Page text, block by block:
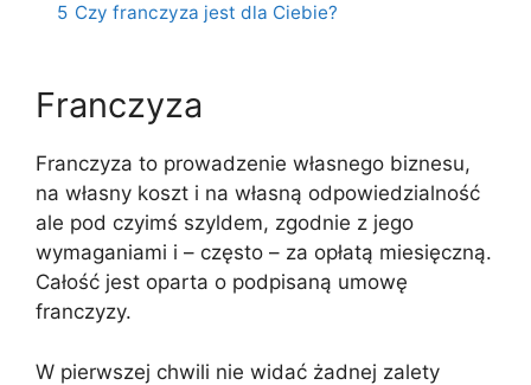
5 Czy franczyza jest dla Ciebie?
Franczyza
Franczyza to prowadzenie własnego biznesu,
na własny koszt i na własną odpowiedzialność
ale pod czyimś szyldem, zgodnie z jego
wymaganiami i – często – za opłatą miesięczną.
Całość jest oparta o podpisaną umowę
franczyzy.
W pierwszej chwili nie widać żadnej zalety